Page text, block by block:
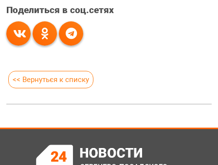
Поделиться в соц.сетях
<< Вернуться к списку